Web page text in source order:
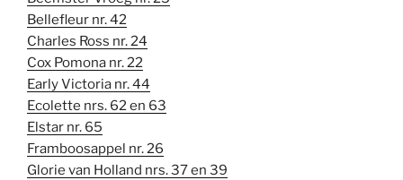
Bellefleur nr. 42
Charles Ross nr. 24
Cox Pomona nr. 22
Early Victoria nr. 44
Ecolette nrs. 62 en 63
Elstar nr. 65
Framboosappel nr. 26
Glorie van Holland nrs. 37 en 39